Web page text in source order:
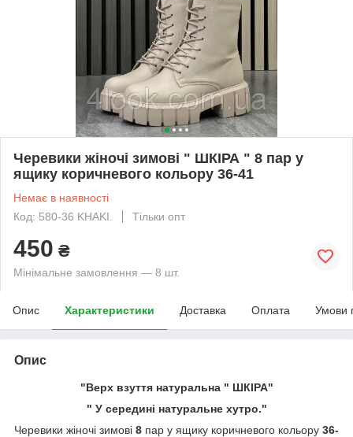
Черевики жіночі зимові " ШКІРА " 8 пар у
ящику коричневого кольору 36-41
Немає в наявності
Код: 580-36 KHAKI.
Тільки опт
450 ₴
Мінімальне замовлення — 8 шт.
Опис Характеристики Доставка Оплата Умови
Опис
"Верх взуття натуральна " ШКІРА"
" У середині натуральне хутро."
Черевики жіночі зимові 8 пар у ящику коричневого кольору 36-